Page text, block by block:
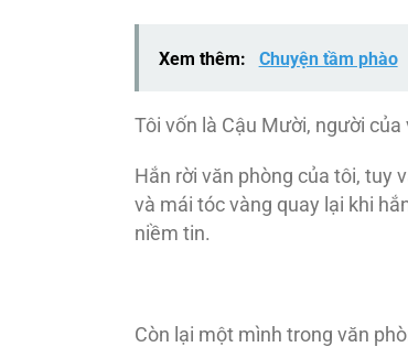
Xem thêm: Chuyện tầm phào
Tôi vốn là Cậu Mười, người
Hắn rời văn phòng của tôi, tuy
và mái tóc vàng quay lại khi
niềm tin.
Còn lại một mình trong văn